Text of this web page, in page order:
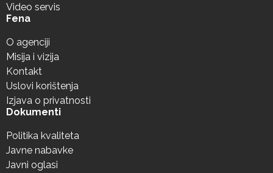
Video servis
Fena
O agenciji
Misija i vizija
Kontakt
Uslovi korištenja
Izjava o privatnosti
Dokumenti
Politika kvaliteta
Javne nabavke
Javni oglasi